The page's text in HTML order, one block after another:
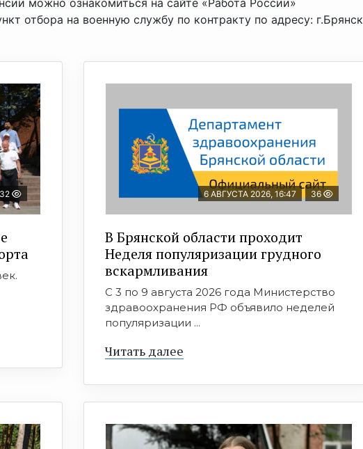
можно ознакомиться на сайте «Работа России»
отбора на военную службу по контракту по адресу: г.Брянск
32 6 АВГУСТА 2026, 16:47 36
В Брянской области проходит
Неделя популяризации грудного
вскармливания
С 3 по 9 августа 2026 года Министерство
здравоохранения РФ объявило неделей
популяризации ...
Читать далее